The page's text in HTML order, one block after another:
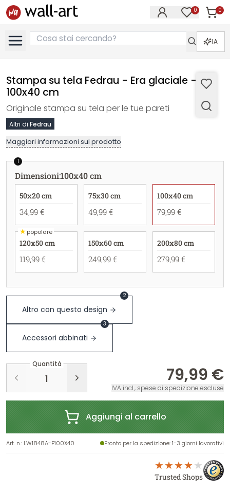
0 0
IA
Stampa su tela Fedrau - Era glaciale -
100x40 cm
Originale stampa su tela per le tue pareti
Altri di Fedrau
Maggiori informazioni sul prodotto
1
Dimensioni:100x40 cm
50x20 cm
34,99 €
75x30 cm
49,99 €
100x40 cm
79,99 €
★popolare
120x50 cm
119,99 €
150x60 cm
249,99 €
200x80 cm
279,99 €
Altro con questo design
2
Accessori abbinati
3
Quantità
79,99 €
IVA incl., spese di spedizione escluse
Aggiungi al carrello
Art. n.: LW1848A-P100X40 Pronto per la spedizione: 1-3 giorni lavorativi
Trusted Shops